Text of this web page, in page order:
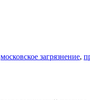
московское загрязнение,